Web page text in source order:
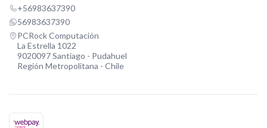
+56983637390
56983637390
PCRock Computación
La Estrella 1022
9020097 Santiago - Pudahuel
Región Metropolitana - Chile